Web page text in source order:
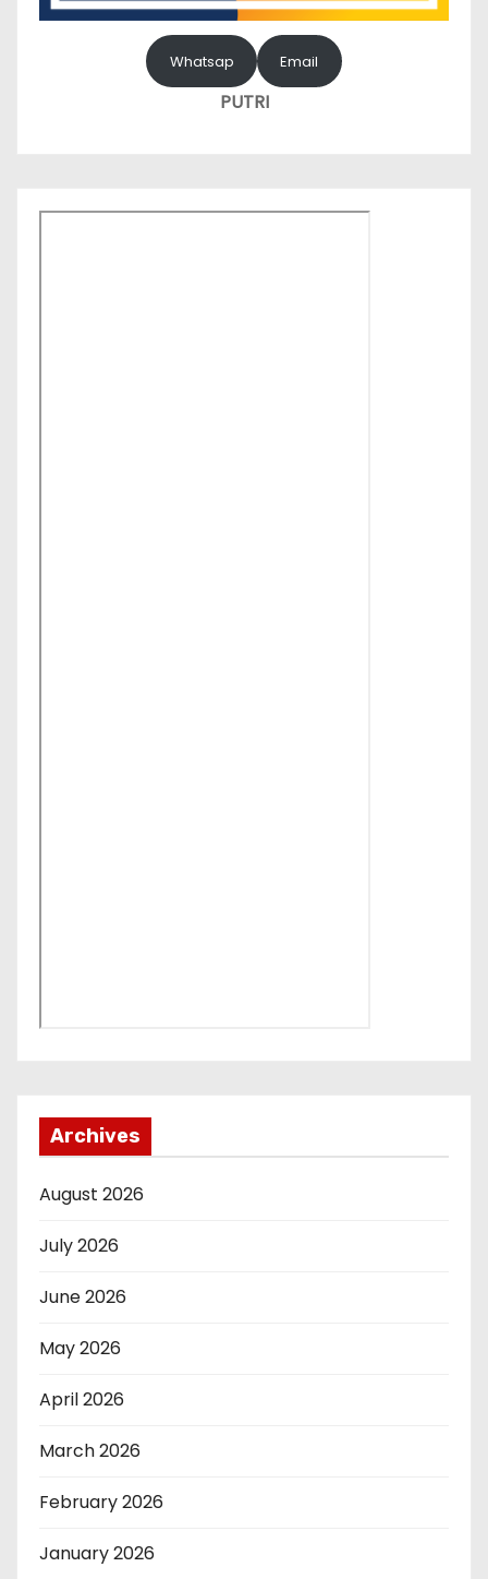
Whatsap Email
PUTRI
Archives
August 2026
July 2026
June 2026
May 2026
April 2026
March 2026
February 2026
January 2026